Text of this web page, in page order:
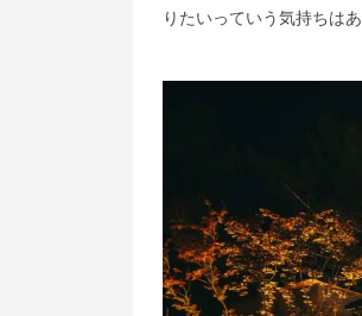
りたいっていう気持ちはあ